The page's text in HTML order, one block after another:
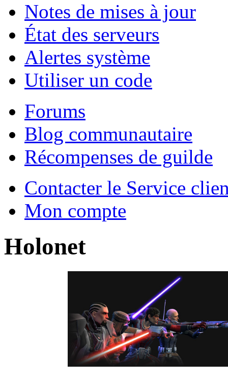
Notes de mises à jour
État des serveurs
Alertes système
Utiliser un code
Forums
Blog communautaire
Récompenses de guilde
Contacter le Service
Mon compte
Holonet